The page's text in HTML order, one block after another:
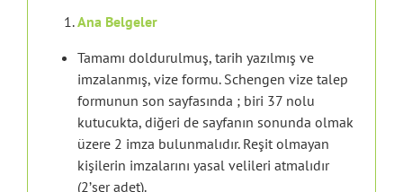
Ana Belgeler
Tamamı doldurulmuş, tarih yazılmış ve
imzalanmış, vize formu. Schengen vize talep
formunun son sayfasında ; biri 37 nolu
kutucukta, diğeri de sayfanın sonunda olmak
üzere 2 imza bulunmalıdır. Reşit olmayan
kişilerin imzalarını yasal velileri atmalıdır
(2’şer adet).